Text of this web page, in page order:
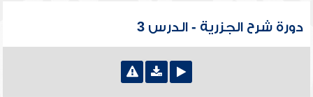
دورة شرح الجزرية - الدرس 3